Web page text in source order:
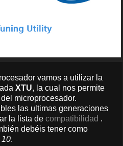
vamos a utilizar la
XTU, la cual nos permite
microprocesador.
las ultimas generaciones
la lista de compatibilidad .
debéis tener como
10.